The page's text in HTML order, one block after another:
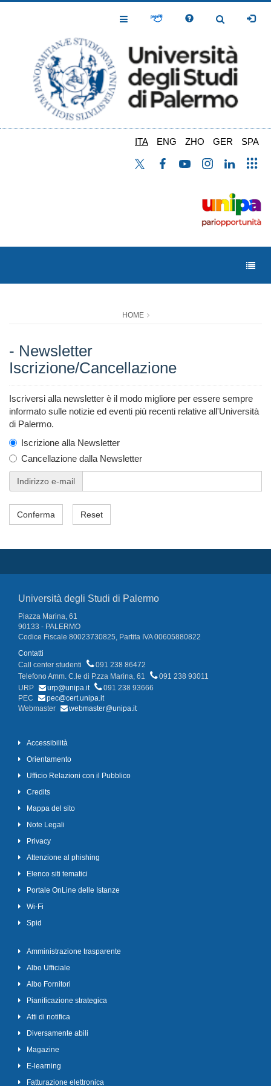
Toggle
Toggle
ITA ENG ZHO GER SPA
HOME
- Newsletter
Iscrizione/Cancellazione
Iscriversi alla newsletter è il modo migliore per essere sempre
informato sulle notizie ed eventi più recenti relative all'Università
di Palermo.
Iscrizione alla Newsletter
Cancellazione dalla Newsletter
Indirizzo e-mail
Università degli Studi di Palermo
Piazza Marina, 61
90133 - PALERMO
Codice Fiscale 80023730825, Partita IVA 00605880822
Contatti
Call center studenti
091 238 86472
Telefono Amm. C.le di P.zza Marina, 61
091 238 93011
URP
urp@unipa.it
091 238 93666
PEC
pec@cert.unipa.it
Webmaster
webmaster@unipa.it
Accessibilità
Orientamento
Ufficio Relazioni con il Pubblico
Credits
Mappa del sito
Note Legali
Privacy
Attenzione al phishing
Elenco siti tematici
Portale OnLine delle Istanze
Wi-Fi
Spid
Amministrazione trasparente
Albo Ufficiale
Albo Fornitori
Pianificazione strategica
Atti di notifica
Diversamente abili
Magazine
E-learning
Fatturazione elettronica